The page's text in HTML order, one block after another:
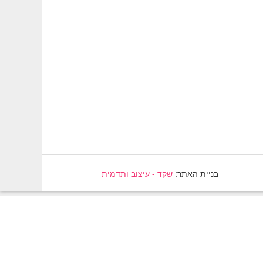
בניית האתר:שקד - עיצוב ותדמית